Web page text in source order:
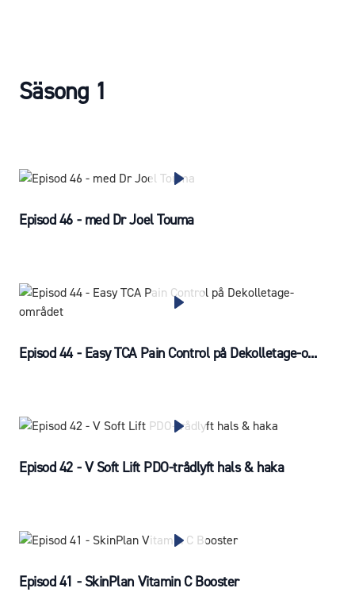
Säsong 1
Episod 46 - med Dr Joel Touma
Episod 44 - Easy TCA Pain Control på Dekolletage-o...
Episod 42 - V Soft Lift PDO-trådlyft hals & haka
Episod 41 - SkinPlan Vitamin C Booster